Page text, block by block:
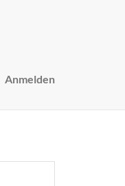
Anmelden